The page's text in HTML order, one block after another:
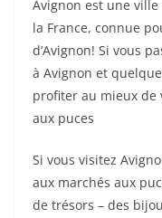
Avignon est une
la France, connue
d’Avignon! Si vous
à Avignon et
profiter au mieux de
aux puces
Si vous visitez
aux marchés aux
de trésors – des